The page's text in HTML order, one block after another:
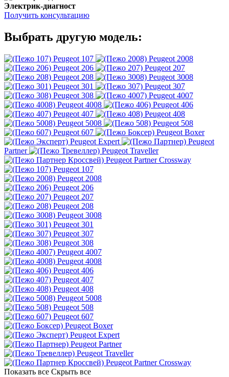
Электрик-диагност
Получить консультацию
Выбрать другую модель:
Peugeot 107
Peugeot 2008
Peugeot 206
Peugeot 207
Peugeot 208
Peugeot 3008
Peugeot 301
Peugeot 307
Peugeot 308
Peugeot 4007
Peugeot 4008
Peugeot 406
Peugeot 407
Peugeot 408
Peugeot 5008
Peugeot 508
Peugeot 607
Peugeot Boxer
Peugeot Expert
Peugeot
Partner
Peugeot Traveller
Peugeot Partner Crossway
Peugeot 107
Peugeot 2008
Peugeot 206
Peugeot 207
Peugeot 208
Peugeot 3008
Peugeot 301
Peugeot 307
Peugeot 308
Peugeot 4007
Peugeot 4008
Peugeot 406
Peugeot 407
Peugeot 408
Peugeot 5008
Peugeot 508
Peugeot 607
Peugeot Boxer
Peugeot Expert
Peugeot Partner
Peugeot Traveller
Peugeot Partner Crossway
Показать все Скрыть все